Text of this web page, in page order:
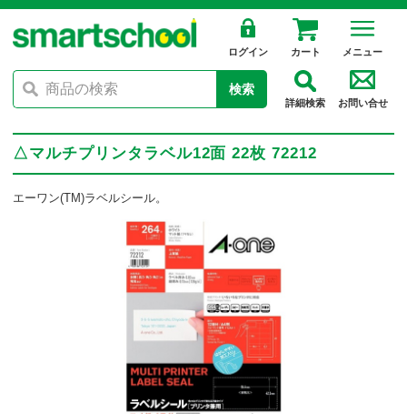
ログイン カート メニュー
検索
詳細検索 お問い合せ
△マルチプリンタラベル12面 22枚 72212
エーワン(TM)ラベルシール。